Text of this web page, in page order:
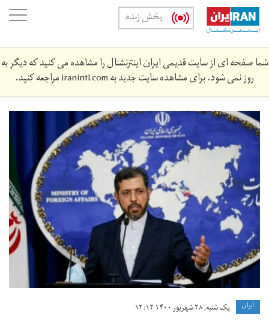
Skip
main
content
پخش زنده
شما صفحه ای از سایت قدیمی ایران اینترنشنال را مشاهده می کنید که دیگر به
روز نمی شود. برای مشاهده سایت جدید بهiranintl.comمراجعه کنید.
khtyb.jpeg
ايران یک شنبه, ۲۸ شهریور ۱۴۰۰ ۱۲:۱۲